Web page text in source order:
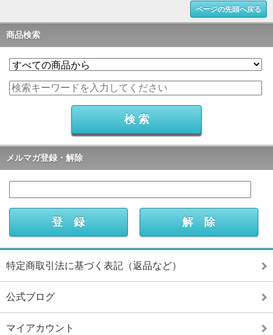
ページの先頭へ戻る
商品検索
メルマガ登録・解除
特定商取引法に基づく表記（返品など）
公式ブログ
マイアカウント